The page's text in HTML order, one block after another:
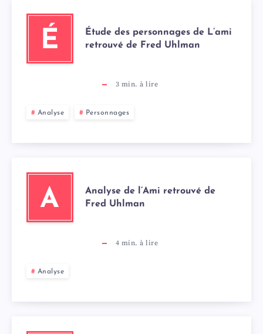
É
Étude des personnages de L’ami
retrouvé de Fred Uhlman
3 min. à lire
Analyse Personnages
A
Analyse de l’Ami retrouvé de
Fred Uhlman
4 min. à lire
Analyse